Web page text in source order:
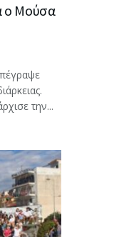
ο Μούσα
την...